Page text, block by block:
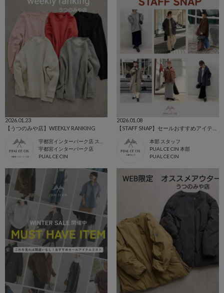
2026.01.23
【うつのみや店】WEEKLY RANKING
宇都宮インターパーク店
PUAL CE CIN
2026.01.08
本部 スタッフ
PUAL CE CIN 本部
PUAL CE CIN